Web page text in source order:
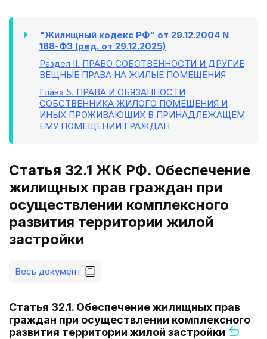
"Жилищный кодекс РФ" от 29.12.2004 N
188-ФЗ (ред. от 29.12.2025)
Раздел II. ПРАВО СОБСТВЕННОСТИ И ДРУГИЕ
ВЕЩНЫЕ ПРАВА НА ЖИЛЫЕ ПОМЕЩЕНИЯ
Глава 5. ПРАВА И ОБЯЗАННОСТИ
СОБСТВЕННИКА ЖИЛОГО ПОМЕЩЕНИЯ И
ИНЫХ ПРОЖИВАЮЩИХ В ПРИНАДЛЕЖАЩЕМ
ЕМУ ПОМЕЩЕНИИ ГРАЖДАН
Статья 32.1 ЖК РФ. Обеспечение
жилищных прав граждан при
осуществлении комплексного
развития территории жилой
застройки
Весь документ
Статья 32.1. Обеспечение жилищных прав
граждан при осуществлении комплексного
развития территории жилой застройки